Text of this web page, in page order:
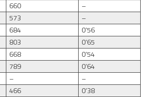
660
–
573
–
684
0’56
803
0’65
668
0’54
789
0’64
–
–
466
0’38